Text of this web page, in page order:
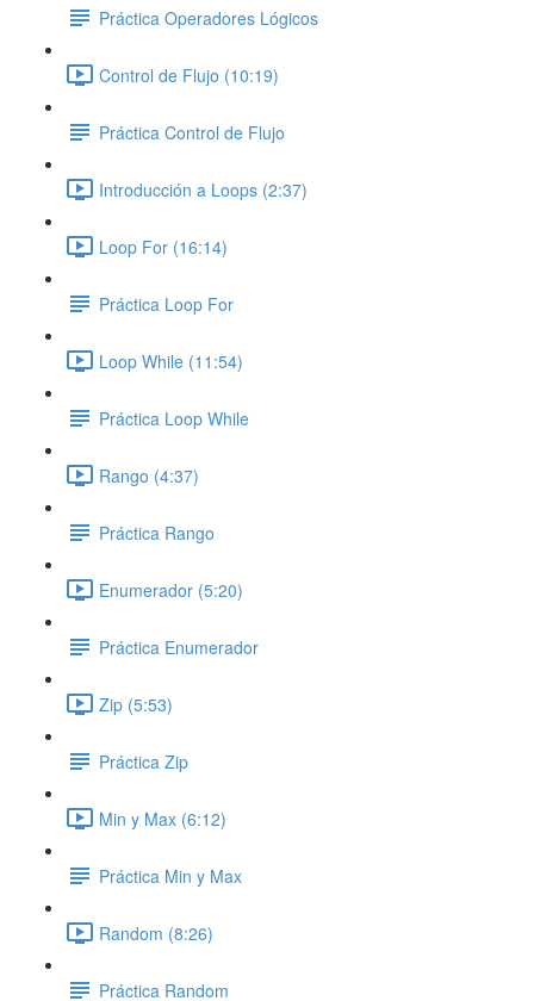
Práctica Operadores Lógicos
Control de Flujo (10:19)
Práctica Control de Flujo
Introducción a Loops (2:37)
Loop For (16:14)
Práctica Loop For
Loop While (11:54)
Práctica Loop While
Rango (4:37)
Práctica Rango
Enumerador (5:20)
Práctica Enumerador
Zip (5:53)
Práctica Zip
Min y Max (6:12)
Práctica Min y Max
Random (8:26)
Práctica Random